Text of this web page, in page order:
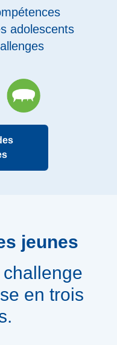
adolescents
jeunes
en trois